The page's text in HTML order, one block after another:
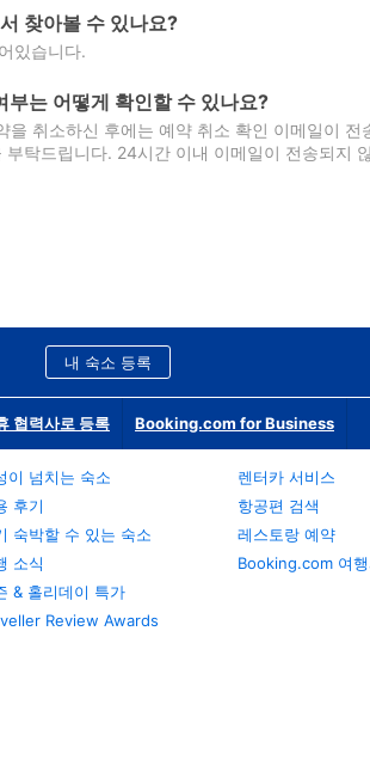
찾아볼 수 있나요?
있습니다.
부는 어떻게 확인할 수 있나요?
을 취소하신 후에는 예약 취소 확인 이메일이
부탁드립니다. 24시간 이내 이메일이 전송되지
내 숙소 등록
협력사로 등록 Booking.com for Business
이 넘치는 숙소
후기
숙박할 수 있는 숙소
소식
& 홀리데이 특가
Review Awards
렌터카 서비스
항공편 검색
레스토랑 예약
Booking.com 여